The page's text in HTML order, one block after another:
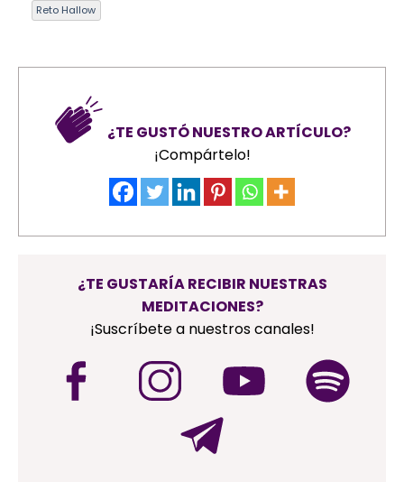
Reto Hallow
¿TE GUSTÓ NUESTRO ARTÍCULO?
¡Compártelo!
¿TE GUSTARÍA RECIBIR NUESTRAS
MEDITACIONES?
¡Suscríbete a nuestros canales!